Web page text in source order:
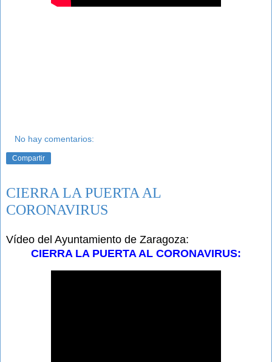
No hay comentarios:
Compartir
CIERRA LA PUERTA AL
CORONAVIRUS
Vídeo del Ayuntamiento de Zaragoza:
CIERRA LA PUERTA AL CORONAVIRUS: